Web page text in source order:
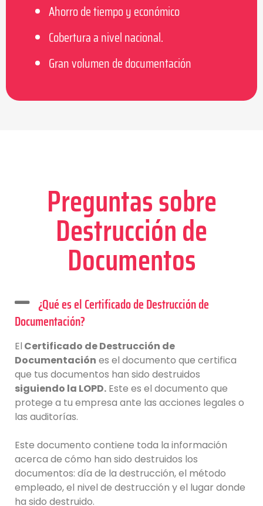
Ahorro de tiempo y económico
Cobertura a nivel nacional.
Gran volumen de documentación
Preguntas sobre
Destrucción de
Documentos
¿Qué es el Certificado de Destrucción de
Documentación?
El Certificado de Destrucción de
Documentación es el documento que certifica
que tus documentos han sido destruidos
siguiendo la LOPD. Este es el documento que
protege a tu empresa ante las acciones legales o
las auditorías.
Este documento contiene toda la información
acerca de cómo han sido destruidos los
documentos: día de la destrucción, el método
empleado, el nivel de destrucción y el lugar donde
ha sido destruido.